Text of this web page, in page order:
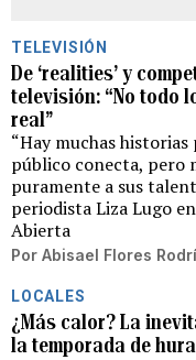
TELEVISIÓN
De ‘realities’ y
televisión: “No todo
real”
“Hay muchas historias
público conecta, pero
puramente a sus
periodista Liza Lugo
Abierta
Por Abisael Flores
LOCALES
¿Más calor? La
la temporada de